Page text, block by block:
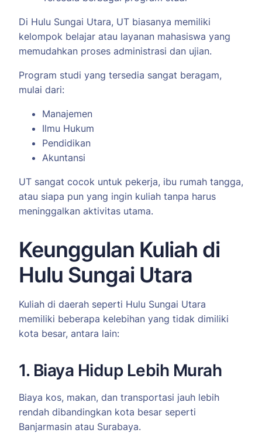
Di Hulu Sungai Utara, UT biasanya memiliki
kelompok belajar atau layanan mahasiswa yang
memudahkan proses administrasi dan ujian.
Program studi yang tersedia sangat beragam,
mulai dari:
Manajemen
Ilmu Hukum
Pendidikan
Akuntansi
UT sangat cocok untuk pekerja, ibu rumah tangga,
atau siapa pun yang ingin kuliah tanpa harus
meninggalkan aktivitas utama.
Keunggulan Kuliah di
Hulu Sungai Utara
Kuliah di daerah seperti Hulu Sungai Utara
memiliki beberapa kelebihan yang tidak dimiliki
kota besar, antara lain:
1. Biaya Hidup Lebih Murah
Biaya kos, makan, dan transportasi jauh lebih
rendah dibandingkan kota besar seperti
Banjarmasin atau Surabaya.